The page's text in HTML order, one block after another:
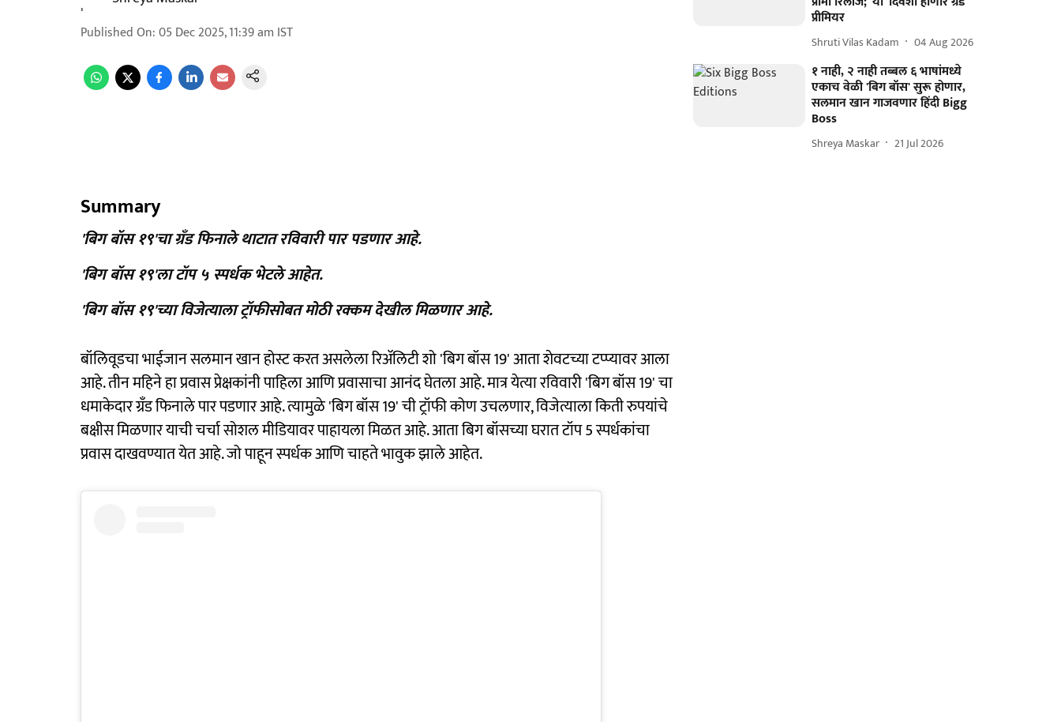
Published On:05 Dec 2025, 11:39 am IST
Summary
'बिग बॉस १९'चा ग्रँड फिनाले थाटात रविवारी पार पडणार आहे.
'बिग बॉस १९'ला टॉप ५ स्पर्धक भेटले आहेत.
'बिग बॉस १९'च्या विजेत्याला ट्रॉफीसोबत मोठी रक्कम देखील मिळणार आहे.
बॉलिवूडचा भाईजान सलमान खान होस्ट करत असलेला रिअ‍ॅलिटी शो 'बिग बॉस 19' आता शेवटच्या टप्प्यावर आला
आहे. तीन महिने हा प्रवास प्रेक्षकांनी पाहिला आणि प्रवासाचा आनंद घेतला आहे. मात्र येत्या रविवारी 'बिग बॉस 19' चा
धमाकेदार ग्रँड फिनाले पार पडणार आहे. त्यामुळे 'बिग बॉस 19' ची ट्रॉफी कोण उचलणार, विजेत्याला किती रुपयांचे
बक्षीस मिळणार याची चर्चा सोशल मीडियावर पाहायला मिळत आहे. आता बिग बॉसच्या घरात टॉप 5 स्पर्धकांचा
प्रवास दाखवण्यात येत आहे. जो पाहून स्पर्धक आणि चाहते भावुक झाले आहेत.
प्रीमियर
Shruti Vilas Kadam 04 Aug 2026
१ नाही, २ नाही तब्बल ६ भाषांमध्ये
एकाच वेळी 'बिग बॉस' सुरू होणार,
सलमान खान गाजवणार हिंदी Bigg
Boss
Shreya Maskar 21 Jul 2026